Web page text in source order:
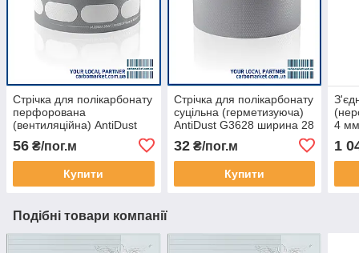
Стрічка для полікарбонату
перфорована
(вентиляційна) AntiDust
56 ₴/пог.м
Купити
Стрічка для полікарбонату
суцільна (герметизуюча)
AntiDust G3628 ширина 28
32₴/пог.м
Купити
4
1
Подібні товари компанії